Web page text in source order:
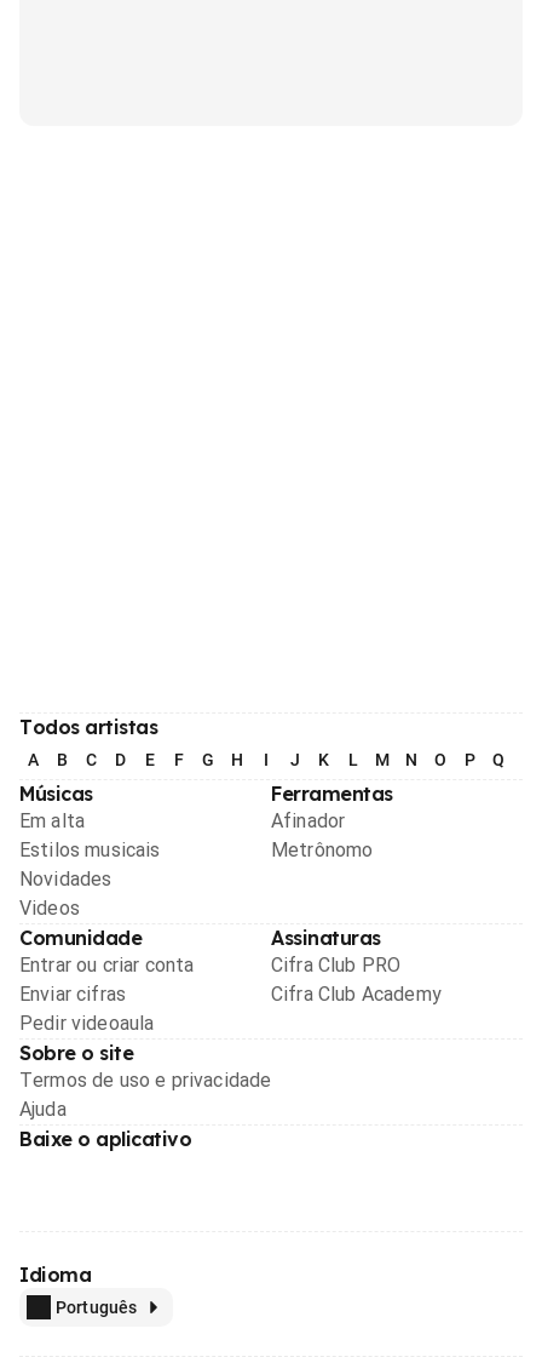
Todos artistas
A B C D E F G H I J K L M N O P Q
Músicas
Em alta
Estilos musicais
Novidades
Videos
Ferramentas
Afinador
Metrônomo
Comunidade
Entrar ou criar conta
Enviar cifras
Pedir videoaula
Assinaturas
Cifra Club PRO
Cifra Club Academy
Sobre o site
Termos de uso e privacidade
Ajuda
Baixe o aplicativo
Idioma
Português